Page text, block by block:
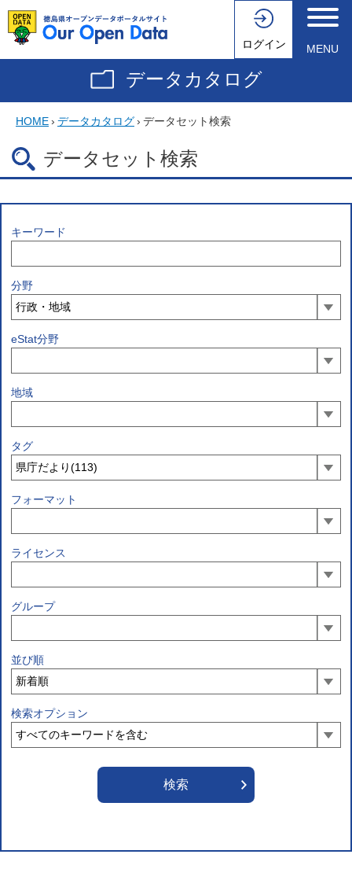
ログイン MENU
データカタログ
HOME› データカタログ› データセット検索
データセット検索
キーワード
分野
eStat分野
地域
タグ
フォーマット
ライセンス
グループ
並び順
検索オプション